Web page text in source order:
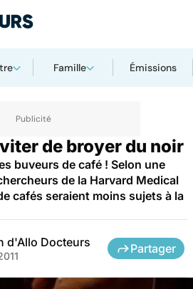
Famille Émissions
de broyer du noir
buveurs de café ! Selon une
de la Harvard Medical
cafés seraient moins sujets à la
d'Allo Docteurs Partager